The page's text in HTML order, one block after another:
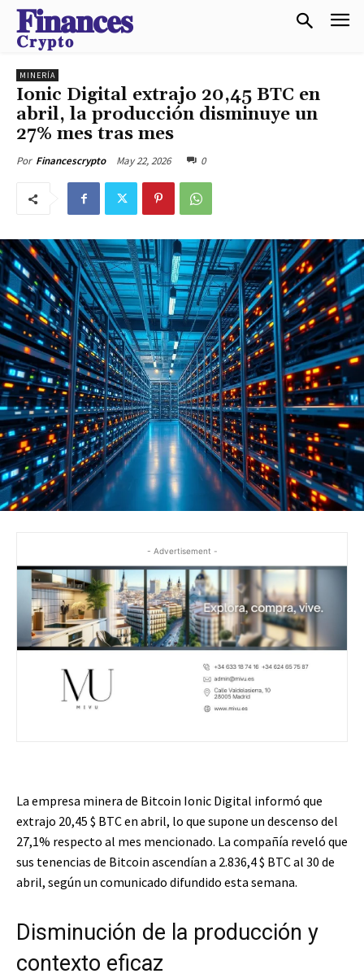
𝐅𝐢𝐧𝐚𝐧𝐜𝐞𝐬
𝐂𝐫𝐲𝐩𝐭𝐨
MINERÍA
Ionic Digital extrajo 20,45 BTC en
abril, la producción disminuye un
27% mes tras mes
Por Financescrypto May 22, 2026 0
- Advertisement -
La empresa minera de Bitcoin Ionic Digital informó que
extrajo 20,45 $ BTCen abril, lo que supone un descenso del
27,1% respecto al mes mencionado. La compañía reveló que
sus tenencias de Bitcoin ascendían a 2.836,4$ BTCal 30 de
abril, según un comunicado difundido esta semana.
Disminución de la producción y
contexto eficaz